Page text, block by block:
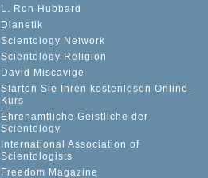
L. Ron Hubbard
Dianetik
Scientology Network
Scientology Religion
David Miscavige
Starten Sie Ihren kostenlosen Online-
Kurs
Ehrenamtliche Geistliche der
Scientology
International Association of
Scientologists
Freedom Magazine